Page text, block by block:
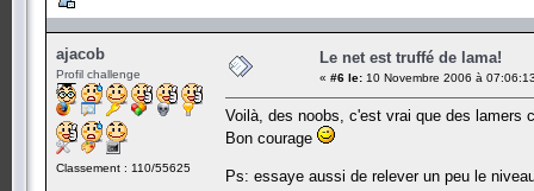
ajacob
Profil challenge
Classement : 110/55625
Le net est truffé de lama!
« #6 le: 10 Novembre 2006 à
Voilà, des noobs, c'est vrai que des lamers
Bon courage
Ps: essaye aussi de relever un peu le